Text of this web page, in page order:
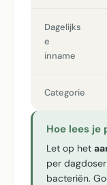
Dagelijks
e
inname
Categorie
Hoe lees
Let op het
per
bacteriën.